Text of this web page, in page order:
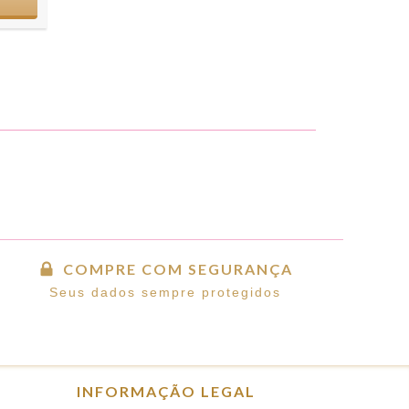
COMPRE COM SEGURANÇA
Seus dados sempre protegidos
INFORMAÇÃO LEGAL